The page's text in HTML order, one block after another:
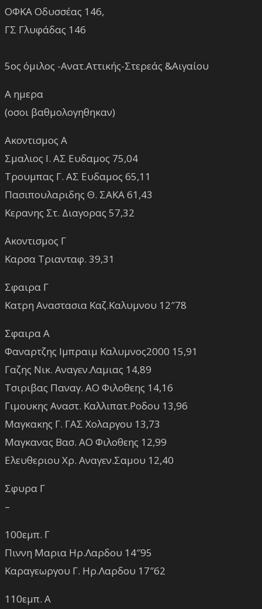
ΟΦΚΑ Οδυσσέας 146,
ΓΣ Γλυφάδας 146
5ος όμιλος -Ανατ.Αττικής-Στερεάς &Αιγαίου
Α ημερα
(οσοι βαθμολογηθηκαν)
Ακοντισμος Α
Σμαλιος Ι. ΑΣ Ευδαμος 75,04
Τρουμπας Γ. ΑΣ Ευδαμος 65,11
Πασιπουλαριδης Θ. ΣΑΚΑ 61,43
Κερανης Στ. Διαγορας 57,32
Ακοντισμος Γ
Καρσα Τριανταφ. 39,31
Σφαιρα Γ
Κατρη Αναστασια Καζ.Καλυμνου 12″78
Σφαιρα Α
Φαναρτζης Ιμπραιμ Καλυμνος2000 15,91
Γαζης Νικ. Αναγεν.Λαμιας 14,89
Τσιριβας Παναγ. ΑΟ Φιλοθεης 14,16
Γιμουκης Αναστ. Καλλιπατ.Ροδου 13,96
Μαγκακης Γ. ΓΑΣ Χολαργου 13,73
Μαγκανας Βασ. ΑΟ Φιλοθεης 12,99
Ελευθεριου Χρ. Αναγεν.Σαμου 12,40
Σφυρα Γ
–
100εμπ. Γ
Πιννη Μαρια Ηρ.Λαρδου 14″95
Καραγεωργου Γ. Ηρ.Λαρδου 17″62
110εμπ. Α